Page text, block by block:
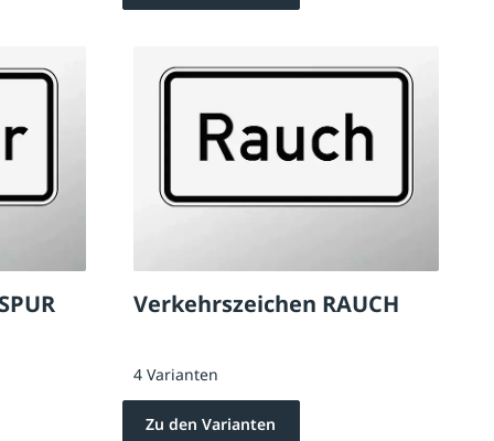
Verkehrszeichen RAUCH
4 Varianten
Zu den Varianten